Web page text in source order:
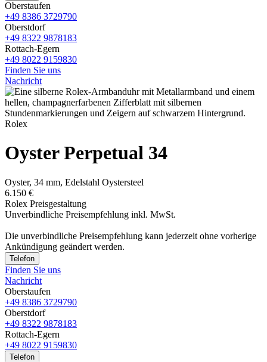
Oberstaufen
+49 8386 3729790
Oberstdorf
+49 8322 9878183
Rottach-Egern
+49 8022 9159830
Finden Sie uns
Nachricht
Rolex
Oyster Perpetual 34
Oyster, 34 mm, Edelstahl Oystersteel
6.150 €
Rolex Preisgestaltung
Unverbindliche Preisempfehlung inkl. MwSt.
Die unverbindliche Preis­empfehlung kann jederzeit ohne vorherige
Ankündigung geändert werden.
Telefon
Finden Sie uns
Nachricht
Oberstaufen
+49 8386 3729790
Oberstdorf
+49 8322 9878183
Rottach-Egern
+49 8022 9159830
Telefon